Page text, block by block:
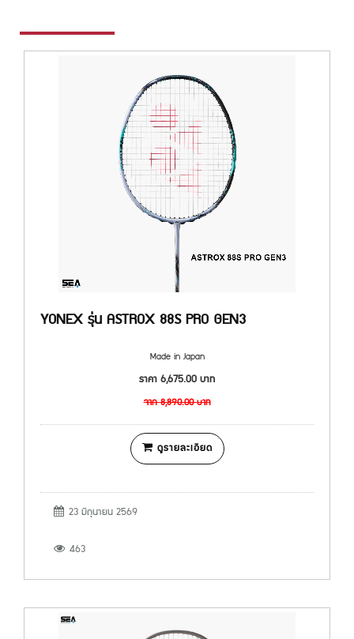
YONEX รุ่น ASTROX 88S PRO GEN3
Made in Japan
ราคา6,675.00บาท
จาก8,890.00บาท
ดูรายละเอียด
23 มิถุนายน 2569
463